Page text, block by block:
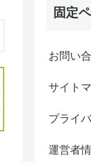
固定
お問い
サイト
プライ
運営者